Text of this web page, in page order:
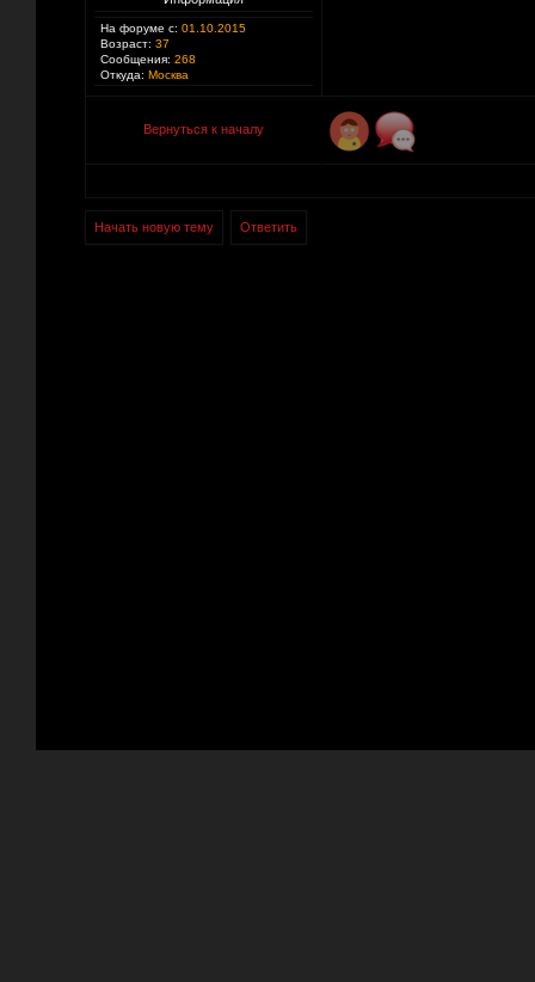
На форуме с: 01.10.2015
Возраст: 37
Сообщения: 268
Откуда: Москва
Вернуться к началу
Начать новую тему Ответить